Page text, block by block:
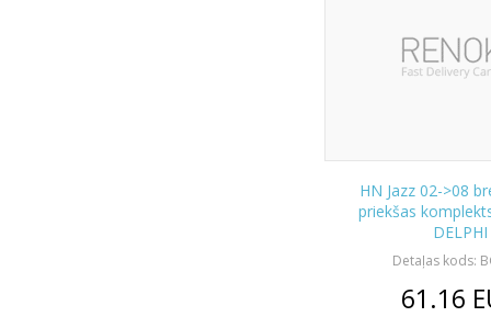
HN Jazz 02->08
priekšas
DELPHI
Detaļas kods:
61.16